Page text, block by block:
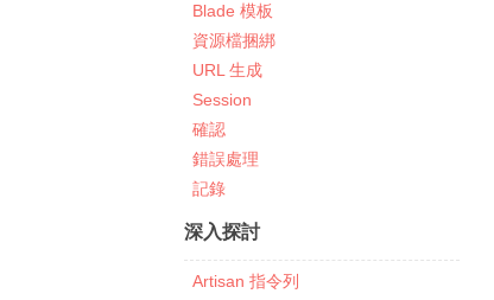
Blade 模板
資源檔捆綁
URL 生成
Session
確認
錯誤處理
記錄
深入探討
Artisan 指令列